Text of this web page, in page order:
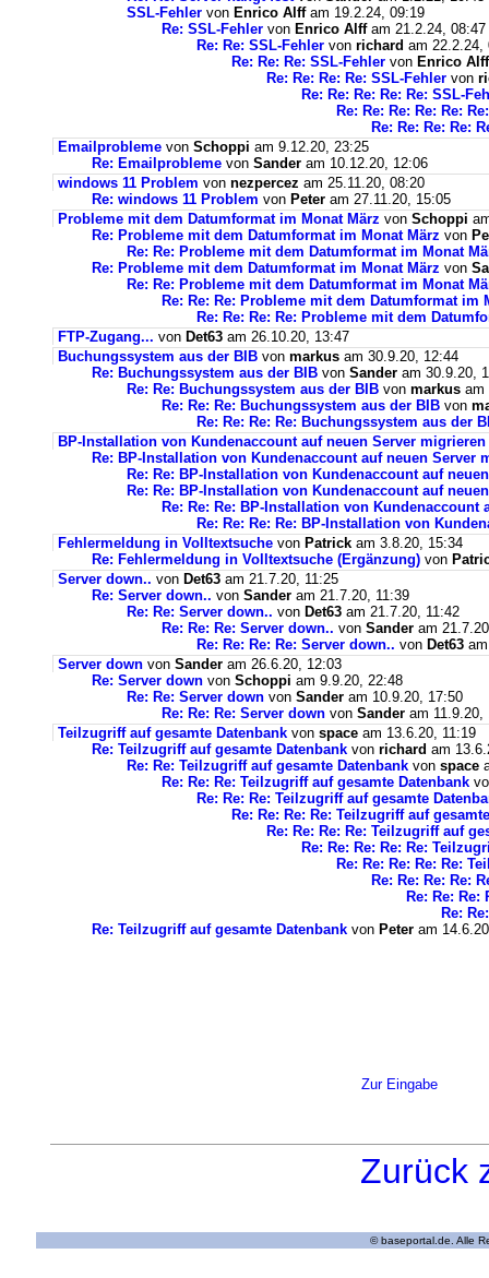
SSL-Fehler von Enrico Alffam 19.2.24, 09:19
Re: SSL-Fehler von Enrico Alffam 21.2.24, 08:47
Re: Re: SSL-Fehler von richard am 22.2.24,
Re: Re: Re: SSL-Fehler von Enrico Alff
Re: Re: Re: Re: SSL-Fehler von
Re: Re: Re: Re: Re: SSL-
Re: Re: Re: Re: Re:
Re: Re: Re: Re:
Emailprobleme von Schoppi am 9.12.20, 23:25
Re: Emailprobleme von Sander am 10.12.20, 12:06
windows 11 Problem von nezpercez am 25.11.20, 08:20
Re: windows 11 Problem von Peter am 27.11.20, 15:05
Probleme mit dem Datumformat im Monat März von Schoppi
Re: Probleme mit dem Datumformat im Monat März von
Re: Re: Probleme mit dem Datumformat im Monat
Re: Probleme mit dem Datumformat im Monat März von
Re: Re: Probleme mit dem Datumformat im Monat
Re: Re: Re: Probleme mit dem Datumformat im
Re: Re: Re: Re: Probleme mit dem
FTP-Zugang... von Det63 am 26.10.20, 13:47
Buchungssystem aus der BIB von markus am 30.9.20, 12:44
Re: Buchungssystem aus der BIB von Sander am 30.9.20,
Re: Re: Buchungssystem aus der BIB von markus am
Re: Re: Re: Buchungssystem aus der BIB von
Re: Re: Re: Re: Buchungssystem aus der
BP-Installation von Kundenaccount auf neuen Server migrieren
Re: BP-Installation von Kundenaccount auf neuen Server
Re: Re: BP-Installation von Kundenaccount auf
Re: Re: BP-Installation von Kundenaccount auf
Re: Re: Re: BP-Installation von Kundenaccount
Re: Re: Re: Re: BP-Installation von
Fehlermeldung in Volltextsuche von Patrick am 3.8.20, 15:34
Re: Fehlermeldung in Volltextsuche (Ergänzung) von
Server down.. von Det63 am 21.7.20, 11:25
Re: Server down.. von Sander am 21.7.20, 11:39
Re: Re: Server down.. von Det63 am 21.7.20, 11:42
Re: Re: Re: Server down.. von Sander am
Re: Re: Re: Re: Server down.. von Det63
Server down von Sander am 26.6.20, 12:03
Re: Server down von Schoppi am 9.9.20, 22:48
Re: Re: Server down von Sander am 10.9.20, 17:50
Re: Re: Re: Server down von Sander am 11.9.20,
Teilzugriff auf gesamte Datenbank von space am 13.6.20, 11:19
Re: Teilzugriff auf gesamte Datenbank von richard am
Re: Re: Teilzugriff auf gesamte Datenbank von space
Re: Re: Re: Teilzugriff auf gesamte Datenbank
Re: Re: Re: Teilzugriff auf gesamte
Re: Re: Re: Re: Teilzugriff auf
Re: Re: Re: Re: Teilzugriff auf
Re: Re: Re: Re: Re:
Re: Re: Re: Re: Re:
Re: Re: Re: Re:
Re: Re: Re:
Re:
Re: Teilzugriff auf gesamte Datenbank von Peter am
Zur Eingabe
Zurück
© baseportal.de. Alle